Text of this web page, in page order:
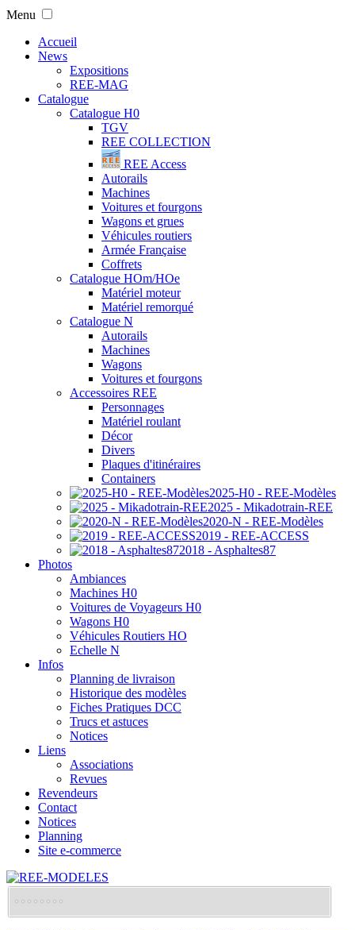
Menu
Accueil
News
Expositions
REE-MAG
Catalogue
Catalogue H0
TGV
REE COLLECTION
REE Access
Autorails
Machines
Voitures et fourgons
Wagons et grues
Véhicules routiers
Armée Française
Coffrets
Catalogue HOm/HOe
Matériel moteur
Matériel remorqué
Catalogue N
Autorails
Machines
Wagons
Voitures et fourgons
Accessoires REE
Personnages
Matériel roulant
Décor
Divers
Plaques d'itinéraires
Containers
2025-H0 - REE-Modèles
2025 - Mikadotrain-REE
2020-N - REE-Modèles
2019 - REE-ACCESS
2018 - Asphaltes87
Photos
Ambiances
Machines H0
Voitures de Voyageurs H0
Wagons H0
Véhicules Routiers HO
Echelle N
Infos
Planning de livraison
Historique des modèles
Fiches Pratiques DCC
Trucs et astuces
Notices
Liens
Associations
Revues
Revendeurs
Contact
Notices
Planning
Site e-commerce